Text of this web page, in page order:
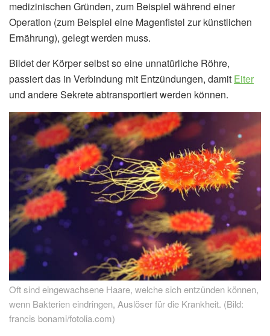
medizinischen Gründen, zum Beispiel während einer
Operation (zum Beispiel eine Magenfistel zur künstlichen
Ernährung), gelegt werden muss.
Bildet der Körper selbst so eine unnatürliche Röhre,
passiert das in Verbindung mit Entzündungen, damit Eiter
und andere Sekrete abtransportiert werden können.
Oft sind eingewachsene Haare, welche sich entzünden können,
wenn Bakterien eindringen, Auslöser für die Krankheit. (Bild:
francis bonami/fotolia.com)